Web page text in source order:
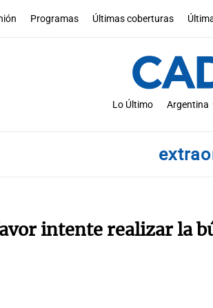
Programas Últimas coberturas
Lo Último Argentina
intente realizar la